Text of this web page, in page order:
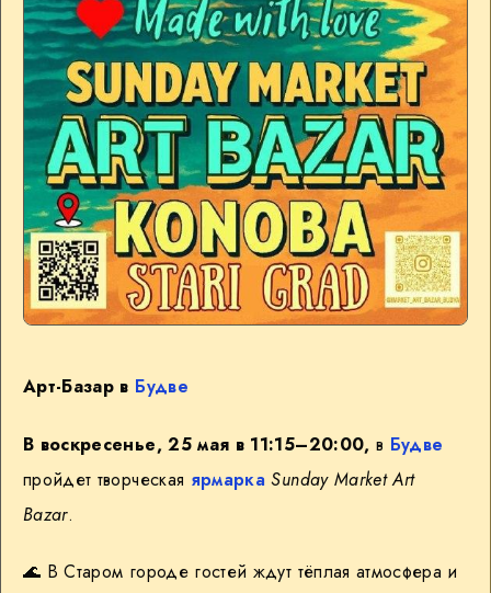
Арт-Базар в Будве
В воскресенье, 25 мая в 11:15–20:00, в Будве
пройдет творческая ярмарка Sunday Market Art
Bazar.
🌊 В Старом городе гостей ждут тёплая атмосфера и